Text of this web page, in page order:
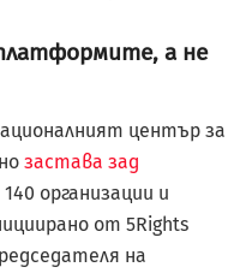
а не
център за
застава зад
организации и
от 5Rights
на